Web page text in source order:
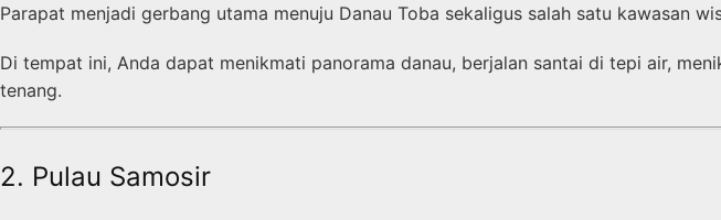
Parapat menjadi gerbang utama menuju Danau Toba sekaligus salah satu kawasan
Di tempat ini, Anda dapat menikmati panorama danau, berjalan santai di tepi air,
tenang.
2. Pulau Samosir